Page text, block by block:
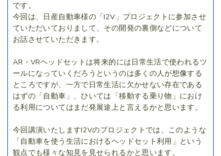
です。
今回は、日産自動車様の「I2V」プロジェクトに参加させ
ていただいておりまして、その開発の裏側などについて
お話させていただきます。
AR・VRヘッドセットは将来的には日常生活で使われるツ
ールになっていくだろうというのは多くの人が想像する
ところですが、一方で日常生活に欠かせない存在である
はずの「自動車」、ひいては「移動する乗り物」におけ
る利用についてはまだ発展途上と言えるかと思います。
今回講演いたしますI2Vのプロジェクトでは、このような
「自動車を使う生活におけるヘッドセット利用」という
観点でも様々な知見を見せられるかと思います。